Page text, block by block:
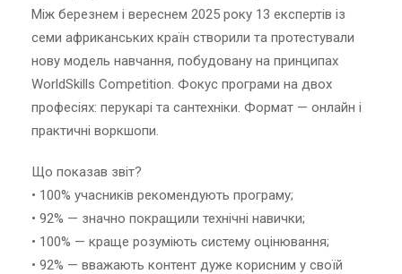
Між березнем і вереснем 2025 року 13 експертів із
семи африканських країн створили та протестували
нову модель навчання, побудовану на принципах
WorldSkills Competition. Фокус програми на двох
професіях: перукарі та сантехніки. Формат — онлайн і
практичні воркшопи.
Що показав звіт?
• 100% учасників рекомендують програму;
• 92% — значно покращили технічні навички;
• 100% — краще розуміють систему оцінювання;
• 92% — вважають контент дуже корисним у своїй